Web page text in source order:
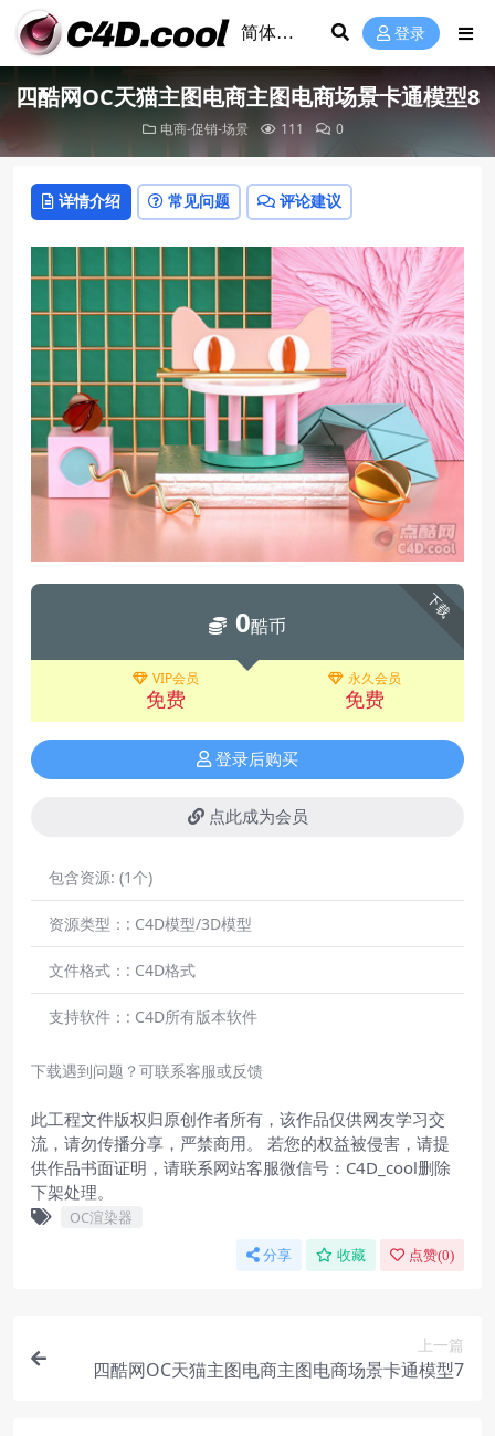
登录
四酷网OC天猫主图电商主图电商场景卡通模型8
电商-促销-场景 111 0
详情介绍 常见问题 评论建议
下载
0酷币
VIP会员
免费
永久会员
免费
登录后购买
点此成为会员
包含资源: (1个)
资源类型：: C4D模型/3D模型
文件格式：: C4D格式
支持软件：: C4D所有版本软件
下载遇到问题？可联系客服或反馈
此工程文件版权归原创作者所有，该作品仅供网友学习交
流，请勿传播分享，严禁商用。 若您的权益被侵害，请提
供作品书面证明，请联系网站客服微信号：C4D_cool删除
下架处理。
OC渲染器
分享 收藏 点赞(0)
上一篇
四酷网OC天猫主图电商主图电商场景卡通模型7